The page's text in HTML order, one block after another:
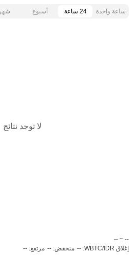
ساعة واحدة 24 ساعة أسبوع شهر
لا توجد نتائج
‏-- ~ ‎--‏
إغلاق WBTC/IDR: --
منخفض: -- مرتفع: --